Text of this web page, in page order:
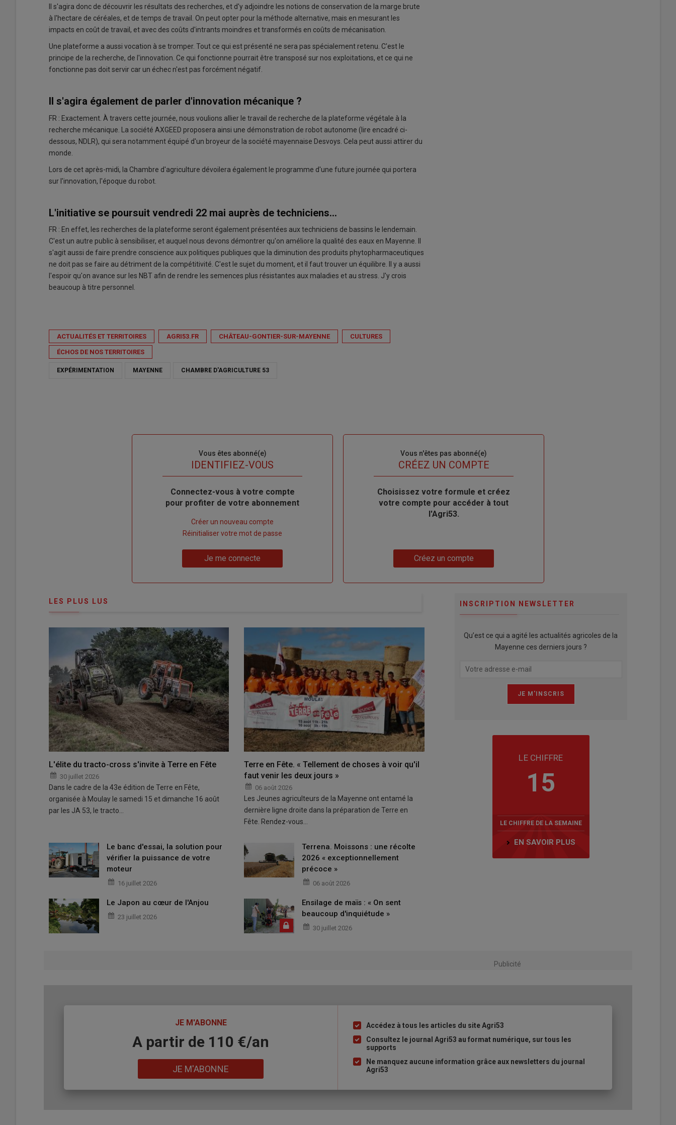
Il s'agira donc de découvrir les résultats des recherches, et d'y adjoindre les notions de conservation de la marge brute
à l'hectare de céréales, et de temps de travail. On peut opter pour la méthode alternative, mais en mesurant les
impacts en coût de travail, et avec des coûts d'intrants moindres et transformés en coûts de mécanisation.
Une plateforme a aussi vocation à se tromper. Tout ce qui est présenté ne sera pas spécialement retenu. C'est le
principe de la recherche, de l'innovation. Ce qui fonctionne pourrait être transposé sur nos exploitations, et ce qui ne
fonctionne pas doit servir car un échec n'est pas forcément négatif.
Il s'agira également de parler d'innovation mécanique ?
FR : Exactement. À travers cette journée, nous voulions allier le travail de recherche de la plateforme végétale à la
recherche mécanique. La société AXGEED proposera ainsi une démonstration de robot autonome (lire encadré ci-
dessous, NDLR), qui sera notamment équipé d'un broyeur de la société mayennaise Desvoys. Cela peut aussi attirer du
monde.
Lors de cet après-midi, la Chambre d'agriculture dévoilera également le programme d'une future journée qui portera
sur l'innovation, l'époque du robot.
L'initiative se poursuit vendredi 22 mai auprès de techniciens...
FR : En effet, les recherches de la plateforme seront également présentées aux techniciens de bassins le lendemain.
C'est un autre public à sensibiliser, et auquel nous devons démontrer qu'on améliore la qualité des eaux en Mayenne. Il
s'agit aussi de faire prendre conscience aux politiques publiques que la diminution des produits phytopharmaceutiques
ne doit pas se faire au détriment de la compétitivité. C'est le sujet du moment, et il faut trouver un équilibre. Il y a aussi
l'espoir qu'on avance sur les NBT afin de rendre les semences plus résistantes aux maladies et au stress. J'y crois
beaucoup à titre personnel.
ACTUALITÉS ET TERRITOIRES AGRI53.FR CHÂTEAU-GONTIER-SUR-MAYENNE CULTURES
ÉCHOS DE NOS TERRITOIRES
EXPÉRIMENTATION MAYENNE CHAMBRE D'AGRICULTURE 53
Vous êtes abonné(e)
IDENTIFIEZ-VOUS
Body
Connectez-vous à votre compte
pour profiter de votre abonnement
compte"
Créer un nouveau compte
Réinitialiser votre mot de passe
Je me connecte
Vous n'êtes pas abonné(e)
TITRECRÉEZ UN COMPTE
Body
Choisissez votre formule et créez
votre compte pour accéder à tout
l'Agri53.
Créez un compte
LES PLUS LUS
L'élite du tracto-cross s'invite à Terre en Fête
30 juillet 2026
Dans le cadre de la 43e édition de Terre en Fête,
organisée à Moulay le samedi 15 et dimanche 16 août
par les JA 53, le tracto…
Terre en Fête. « Tellement de choses à voir qu'il
faut venir les deux jours »
06 août 2026
Les Jeunes agriculteurs de la Mayenne ont entamé la
dernière ligne droite dans la préparation de Terre en
Fête. Rendez-vous…
Le banc d'essai, la solution pour
vérifier la puissance de votre
moteur
16 juillet 2026
Terrena. Moissons : une récolte
2026 « exceptionnellement
précoce »
06 août 2026
Le Japon au cœur de l'Anjou
23 juillet 2026
Ensilage de maïs : « On sent
beaucoup d'inquiétude »
30 juillet 2026
INSCRIPTION NEWSLETTER
Qu’est ce qui a agité les actualités agricoles de la
Mayenne ces derniers jours ?
LE CHIFFRE
15
LE CHIFFRE DE LA SEMAINE
EN SAVOIR PLUS
Publicité
JE M'ABONNE
A partir de 110 €/an
JE M'ABONNE
Liste
à
puce
Accédez à tous les articles du site Agri53
Consultez le journal Agri53 au format numérique, sur tous les
supports
Ne manquez aucune information grâce aux newsletters du journal
Agri53